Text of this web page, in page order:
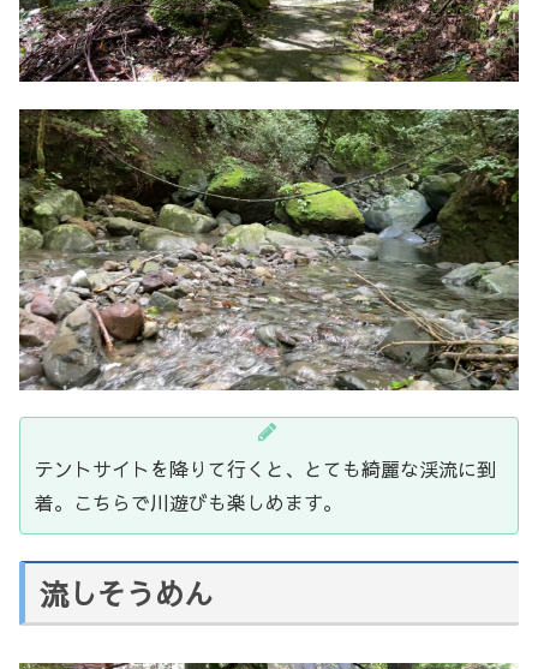
テントサイトを降りて行くと、とても綺麗な渓流に到
着。こちらで川遊びも楽しめます。
流しそうめん